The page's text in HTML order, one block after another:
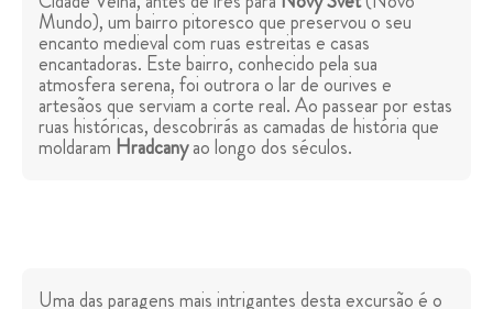
Mundo), um bairro pitoresco que preservou o seu
encanto medieval com ruas estreitas e casas
encantadoras. Este bairro, conhecido pela sua
atmosfera serena, foi outrora o lar de ourives e
artesãos que serviam a corte real. Ao passear por estas
ruas históricas, descobrirás as camadas de história que
moldaram Hradcanyao longo dos séculos.
Uma das paragens mais intrigantes desta excursão é o